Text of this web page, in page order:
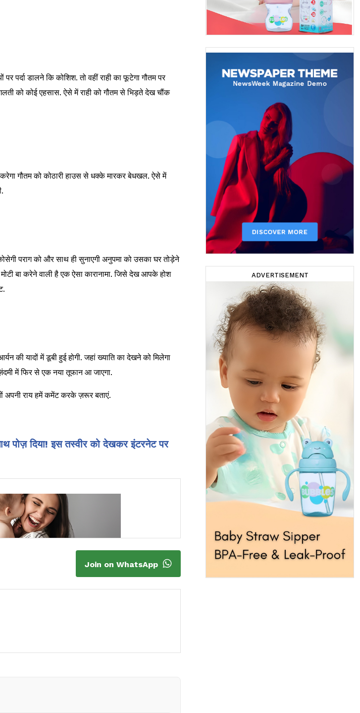
पर्दा डालने कि कोशिश. तो वहीं राही का फूटेगा गौतम पर
को कोई एहसास. ऐसे में राही को गौतम से भिड़ते देख चौंक
गौतम को कोठारी हाउस से धक्के मारकर बेधखल. ऐसे में
पराग को और साथ ही सुनाएगी अनुपमा को उसका घर तोड़ेने
बा करेने वाली है एक ऐसा कारानामा. जिसे देख आपके होश
की यादों में डूबी हुई होगी. जहां ख्याति का देखने को मिलेगा
में फिर से एक नया तूफान आ जाएगा.
अपनी राय हमें कमेंट करके ज़रूर बताएं.
दिया! इस तस्वीर को देखकर इंटरनेट पर
Join on WhatsApp
ADVERTISEMENT